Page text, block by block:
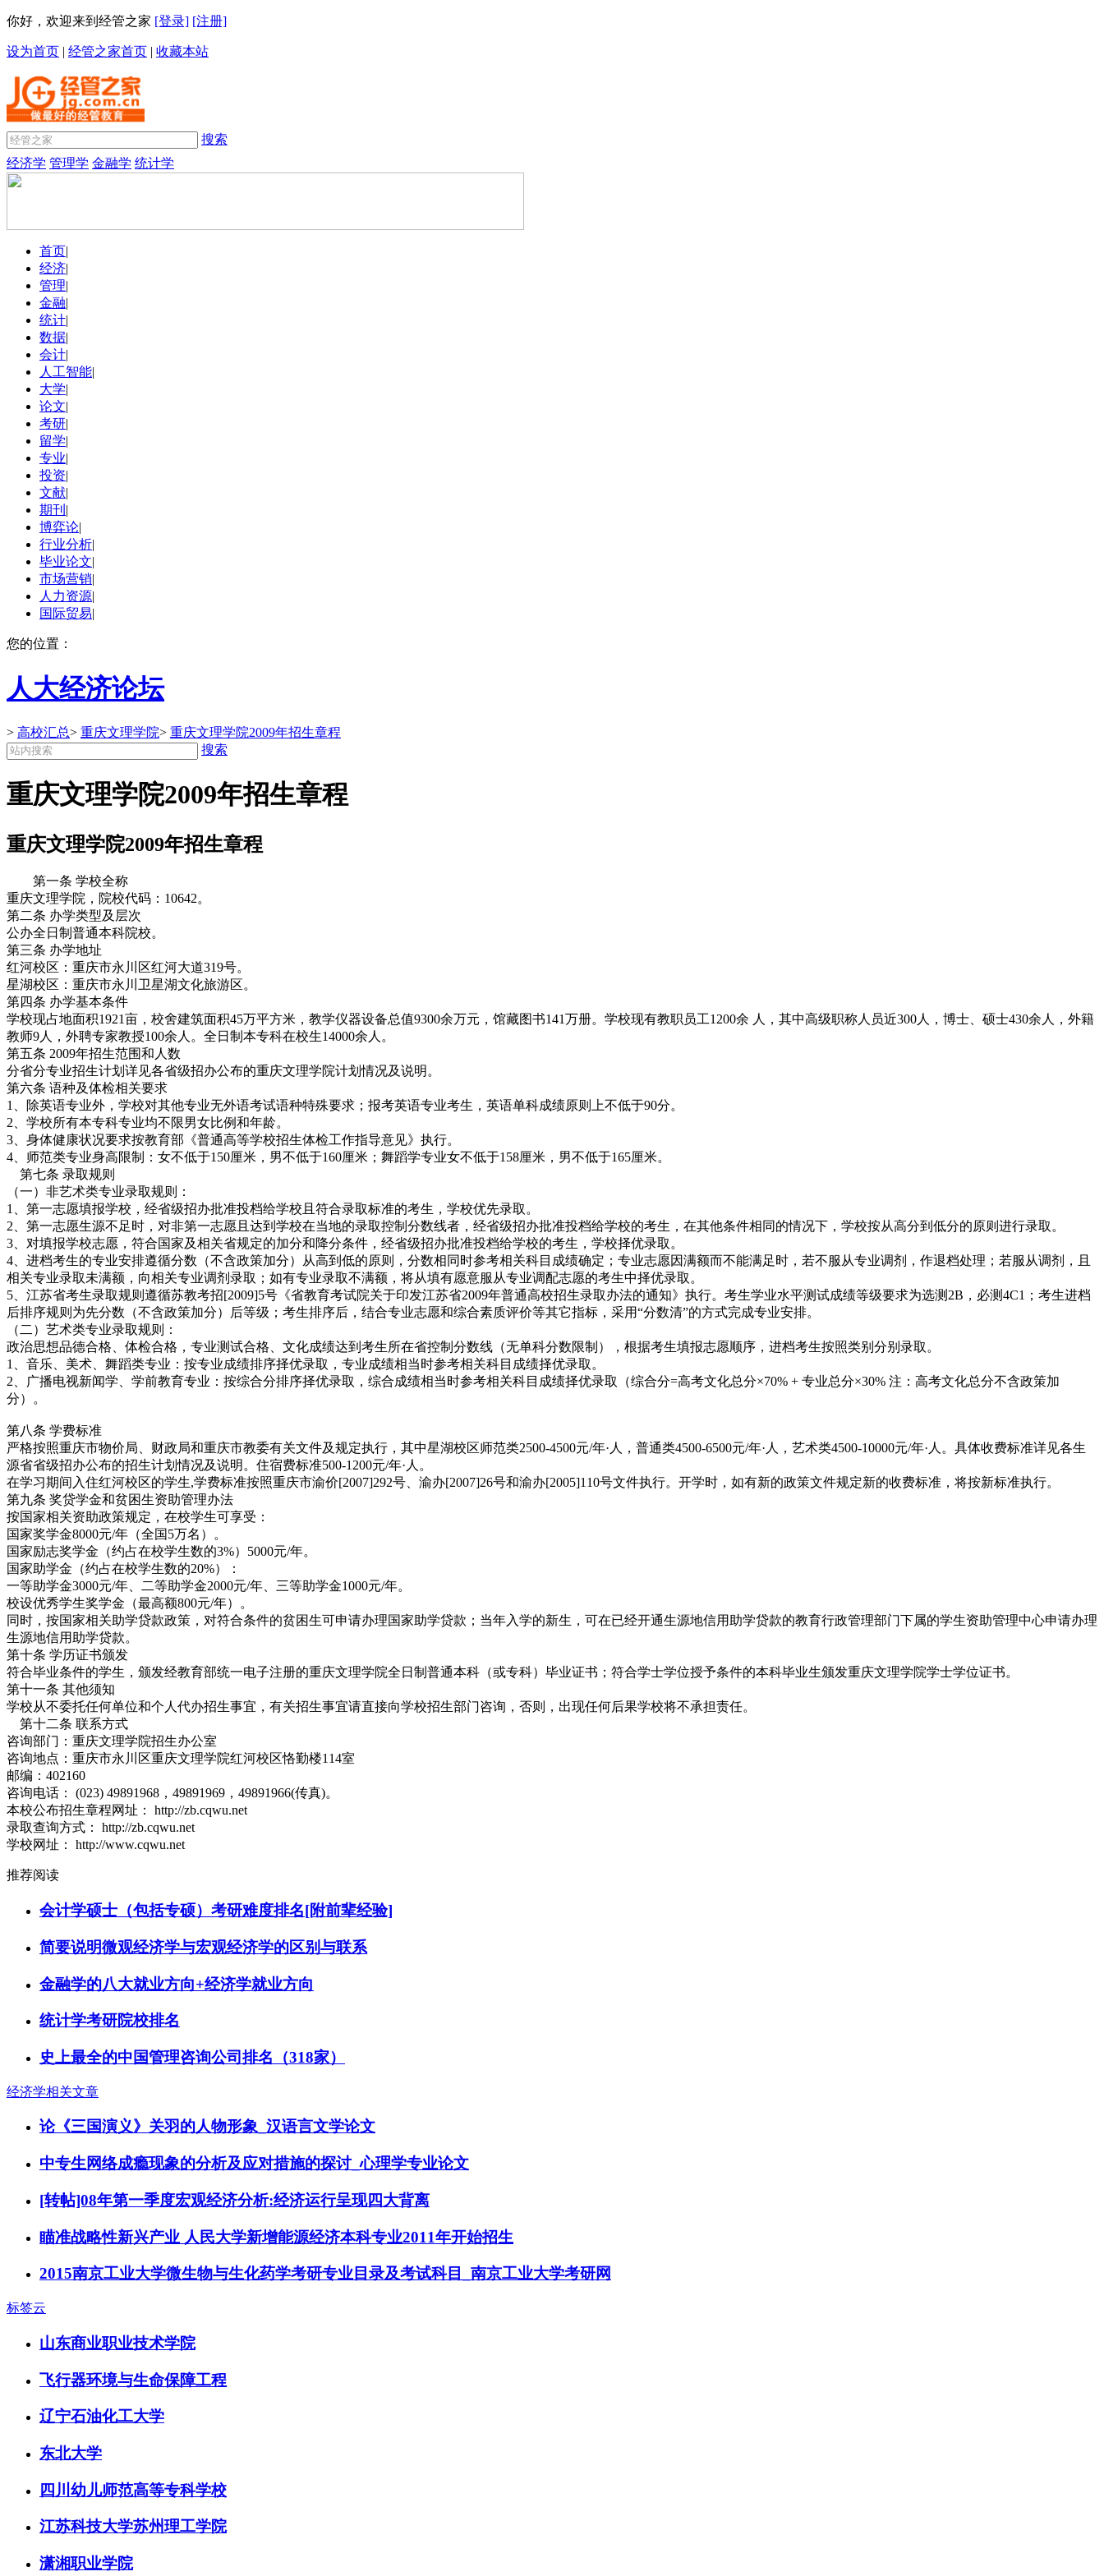
你好，欢迎来到经管之家 [登录] [注册]
设为首页 | 经管之家首页 | 收藏本站
搜索
经济学 管理学 金融学 统计学
首页|
经济|
管理|
金融|
统计|
数据|
会计|
人工智能|
大学|
论文|
考研|
留学|
专业|
投资|
文献|
期刊 |
博弈论|
行业分析|
毕业论文|
市场营销|
人力资源|
国际贸易|
您的位置：
人大经济论坛
> 高校汇总> 重庆文理学院> 重庆文理学院2009年招生章程
搜索
重庆文理学院2009年招生章程
重庆文理学院2009年招生章程
第一条 学校全称
重庆文理学院，院校代码：10642。
第二条 办学类型及层次
公办全日制普通本科院校。
第三条 办学地址
红河校区：重庆市永川区红河大道319号。
星湖校区：重庆市永川卫星湖文化旅游区。
第四条 办学基本条件
学校现占地面积1921亩，校舍建筑面积45万平方米，教学仪器设备总值9300余万元，馆藏图书141万册。学校现有教职员工1200余 人，其中高级职称人员近300人，博士、硕士430余人，外籍
教师9人，外聘专家教授100余人。全日制本专科在校生14000余人。
第五条 2009年招生范围和人数
分省分专业招生计划详见各省级招办公布的重庆文理学院计划情况及说明。
第六条 语种及体检相关要求
1、除英语专业外，学校对其他专业无外语考试语种特殊要求；报考英语专业考生，英语单科成绩原则上不低于90分。
2、学校所有本专科专业均不限男女比例和年龄。
3、身体健康状况要求按教育部《普通高等学校招生体检工作指导意见》执行。
4、师范类专业身高限制：女不低于150厘米，男不低于160厘米；舞蹈学专业女不低于158厘米，男不低于165厘米。
第七条 录取规则
（一）非艺术类专业录取规则：
1、第一志愿填报学校，经省级招办批准投档给学校且符合录取标准的考生，学校优先录取。
2、第一志愿生源不足时，对非第一志愿且达到学校在当地的录取控制分数线者，经省级招办批准投档给学校的考生，在其他条件相同的情况下，学校按从高分到低分的原则进行录取。
3、对填报学校志愿，符合国家及相关省规定的加分和降分条件，经省级招办批准投档给学校的考生，学校择优录取。
4、进档考生的专业安排遵循分数（不含政策加分）从高到低的原则，分数相同时参考相关科目成绩确定；专业志愿因满额而不能满足时，若不服从专业调剂，作退档处理；若服从调剂，且
相关专业录取未满额，向相关专业调剂录取；如有专业录取不满额，将从填有愿意服从专业调配志愿的考生中择优录取。
5、江苏省考生录取规则遵循苏教考招[2009]5号《省教育考试院关于印发江苏省2009年普通高校招生录取办法的通知》执行。考生学业水平测试成绩等级要求为选测2B，必测4C1；考生进档
后排序规则为先分数（不含政策加分）后等级；考生排序后，结合专业志愿和综合素质评价等其它指标，采用“分数清”的方式完成专业安排。
（二）艺术类专业录取规则：
政治思想品德合格、体检合格，专业测试合格、文化成绩达到考生所在省控制分数线（无单科分数限制），根据考生填报志愿顺序，进档考生按照类别分别录取。
1、音乐、美术、舞蹈类专业：按专业成绩排序择优录取，专业成绩相当时参考相关科目成绩择优录取。
2、广播电视新闻学、学前教育专业：按综合分排序择优录取，综合成绩相当时参考相关科目成绩择优录取（综合分=高考文化总分×70% + 专业总分×30% 注：高考文化总分不含政策加
分）。
第八条 学费标准
严格按照重庆市物价局、财政局和重庆市教委有关文件及规定执行，其中星湖校区师范类2500-4500元/年·人，普通类4500-6500元/年·人，艺术类4500-10000元/年·人。具体收费标准详见各生
源省省级招办公布的招生计划情况及说明。住宿费标准500-1200元/年·人。
在学习期间入住红河校区的学生,学费标准按照重庆市渝价[2007]292号、渝办[2007]26号和渝办[2005]110号文件执行。开学时，如有新的政策文件规定新的收费标准，将按新标准执行。
第九条 奖贷学金和贫困生资助管理办法
按国家相关资助政策规定，在校学生可享受：
国家奖学金8000元/年（全国5万名）。
国家励志奖学金（约占在校学生数的3%）5000元/年。
国家助学金（约占在校学生数的20%）：
一等助学金3000元/年、二等助学金2000元/年、三等助学金1000元/年。
校设优秀学生奖学金（最高额800元/年）。
同时，按国家相关助学贷款政策，对符合条件的贫困生可申请办理国家助学贷款；当年入学的新生，可在已经开通生源地信用助学贷款的教育行政管理部门下属的学生资助管理中心申请办理
生源地信用助学贷款。
第十条 学历证书颁发
符合毕业条件的学生，颁发经教育部统一电子注册的重庆文理学院全日制普通本科（或专科）毕业证书；符合学士学位授予条件的本科毕业生颁发重庆文理学院学士学位证书。
第十一条 其他须知
学校从不委托任何单位和个人代办招生事宜，有关招生事宜请直接向学校招生部门咨询，否则，出现任何后果学校将不承担责任。
第十二条 联系方式
咨询部门：重庆文理学院招生办公室
咨询地点：重庆市永川区重庆文理学院红河校区恪勤楼114室
邮编：402160
咨询电话： (023) 49891968，49891969，49891966(传真)。
本校公布招生章程网址： http://zb.cqwu.net
录取查询方式： http://zb.cqwu.net
学校网址： http://www.cqwu.net
推荐阅读
会计学硕士（包括专硕）考研难度排名[附前辈经验]
简要说明微观经济学与宏观经济学的区别与联系
金融学的八大就业方向+经济学就业方向
统计学考研院校排名
史上最全的中国管理咨询公司排名（318家）
经济学相关文章
论《三国演义》关羽的人物形象_汉语言文学论文
中专生网络成瘾现象的分析及应对措施的探讨_心理学专业论文
[转帖]08年第一季度宏观经济分析:经济运行呈现四大背离
瞄准战略性新兴产业 人民大学新增能源经济本科专业2011年开始招生
2015南京工业大学微生物与生化药学考研专业目录及考试科目_南京工业大学考研网
标签云
山东商业职业技术学院
飞行器环境与生命保障工程
辽宁石油化工大学
东北大学
四川幼儿师范高等专科学校
江苏科技大学苏州理工学院
潇湘职业学院